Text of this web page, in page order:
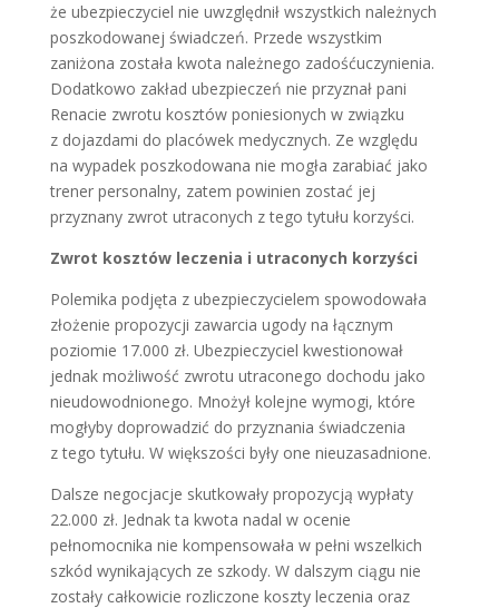
że ubezpieczyciel nie uwzględnił wszystkich należnych
poszkodowanej świadczeń. Przede wszystkim
zaniżona została kwota należnego zadośćuczynienia.
Dodatkowo zakład ubezpieczeń nie przyznał pani
Renacie zwrotu kosztów poniesionych w związku
z dojazdami do placówek medycznych. Ze względu
na wypadek poszkodowana nie mogła zarabiać jako
trener personalny, zatem powinien zostać jej
przyznany zwrot utraconych z tego tytułu korzyści.
Zwrot kosztów leczenia i utraconych korzyści
Polemika podjęta z ubezpieczycielem spowodowała
złożenie propozycji zawarcia ugody na łącznym
poziomie 17.000 zł. Ubezpieczyciel kwestionował
jednak możliwość zwrotu utraconego dochodu jako
nieudowodnionego. Mnożył kolejne wymogi, które
mogłyby doprowadzić do przyznania świadczenia
z tego tytułu. W większości były one nieuzasadnione.
Dalsze negocjacje skutkowały propozycją wypłaty
22.000 zł. Jednak ta kwota nadal w ocenie
pełnomocnika nie kompensowała w pełni wszelkich
szkód wynikających ze szkody. W dalszym ciągu nie
zostały całkowicie rozliczone koszty leczenia oraz